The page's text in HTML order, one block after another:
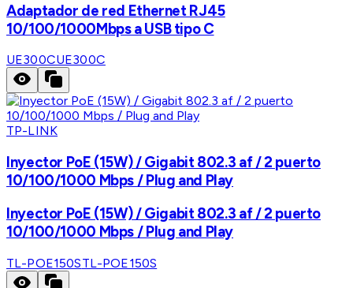
Adaptador de red Ethernet RJ45
10/100/1000Mbps a USB tipo C
UE300CUE300C
TP-LINK
Inyector PoE (15W) / Gigabit 802.3 af / 2 puerto
10/100/1000 Mbps / Plug and Play
Inyector PoE (15W) / Gigabit 802.3 af / 2 puerto
10/100/1000 Mbps / Plug and Play
TL-POE150STL-POE150S